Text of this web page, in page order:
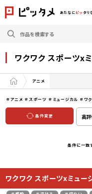
あたなに ピッ タリ
ワクワク スポーツx
アニメ
＃アニメ ＃スポーツ ＃ミュージカル ＃ワ
条件変更
条件に一致
ワクワク スポーツxミュー